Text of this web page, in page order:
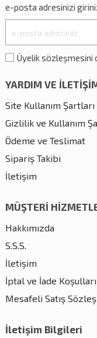
e-posta adresinizi
Üyelik sözleşmesini
YARDIM VE
Site Kullanım Şartları
Gizlilik ve Kullanım
Ödeme ve Teslimat
Sipariş Takibi
İletişim
MÜŞTERİ
Hakkımızda
S.S.S.
İletişim
İptal ve İade Koşulları
Mesafeli Satış
İletişim Bilgileri